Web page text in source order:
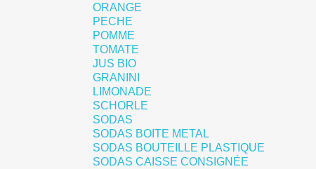
ORANGE
PECHE
POMME
TOMATE
JUS BIO
GRANINI
LIMONADE
SCHORLE
SODAS
SODAS BOITE METAL
SODAS BOUTEILLE PLASTIQUE
SODAS CAISSE CONSIGNÉE